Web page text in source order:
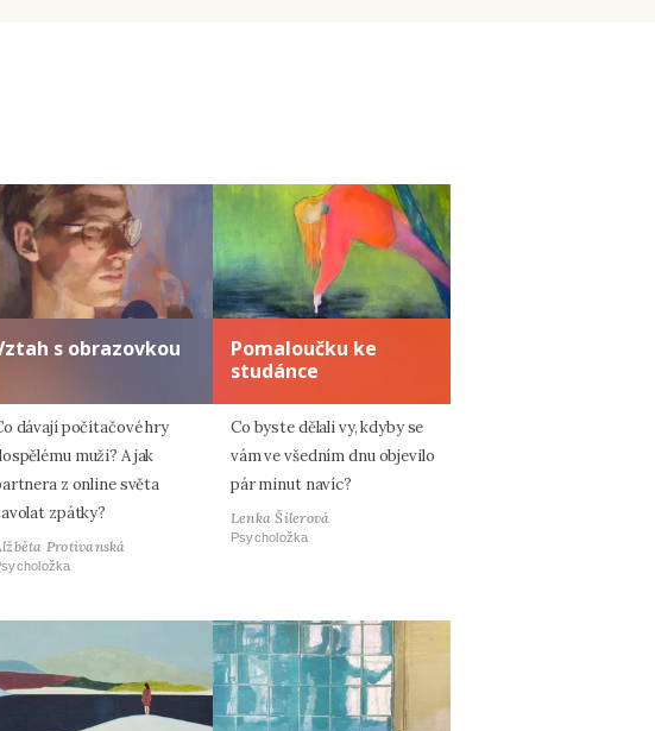
s obrazovkou
dávají počítačové hry
muži? A jak
z online světa
zpátky?
Protivanská
Pomaloučku ke
studánce
Co byste dělali vy, kdyby se
vám ve všedním dnu objevilo
pár minut navíc?
Lenka Šilerová
Psycholožka